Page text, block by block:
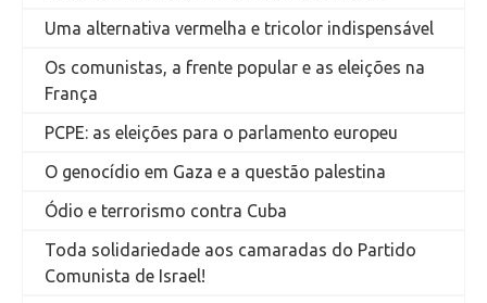
Uma alternativa vermelha e tricolor indispensável
Os comunistas, a frente popular e as eleições na
França
PCPE: as eleições para o parlamento europeu
O genocídio em Gaza e a questão palestina
Ódio e terrorismo contra Cuba
Toda solidariedade aos camaradas do Partido
Comunista de Israel!